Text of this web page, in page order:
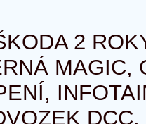
2
MAGIC,